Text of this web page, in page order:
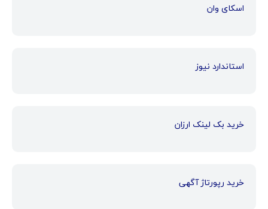
اسکای وان
استاندارد نیوز
خرید بک لینک ارزان
خرید رپورتاژ آگهی